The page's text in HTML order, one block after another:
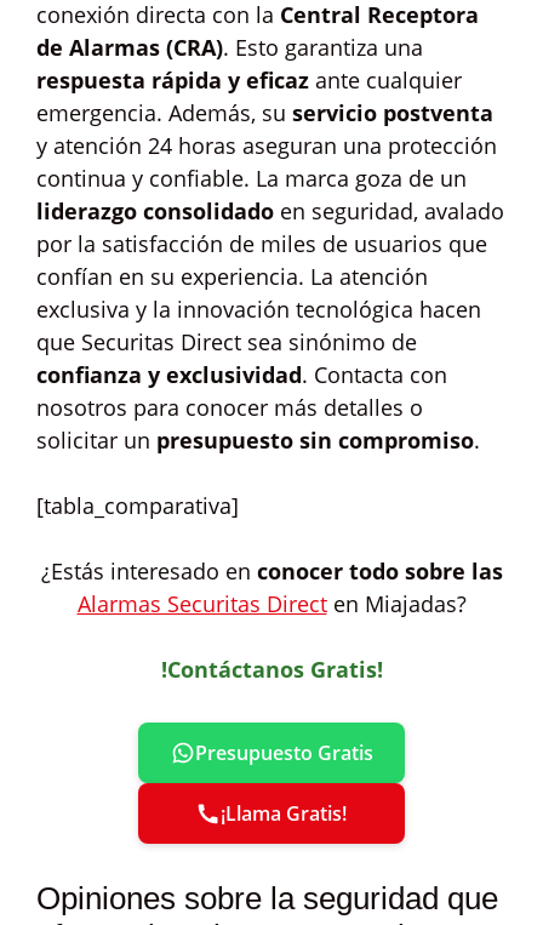
conexión directa con la Central Receptora
de Alarmas (CRA). Esto garantiza una
respuesta rápida y eficaz ante cualquier
emergencia. Además, su servicio postventa
y atención 24 horas aseguran una protección
continua y confiable. La marca goza de un
liderazgo consolidado en seguridad, avalado
por la satisfacción de miles de usuarios que
confían en su experiencia. La atención
exclusiva y la innovación tecnológica hacen
que Securitas Direct sea sinónimo de
confianza y exclusividad. Contacta con
nosotros para conocer más detalles o
solicitar un presupuesto sin compromiso.
[tabla_comparativa]
¿Estás interesado en conocer todo sobre las
Alarmas Securitas Directen Miajadas?
!Contáctanos Gratis!
Presupuesto Gratis
¡Llama Gratis!
Opiniones sobre la seguridad que